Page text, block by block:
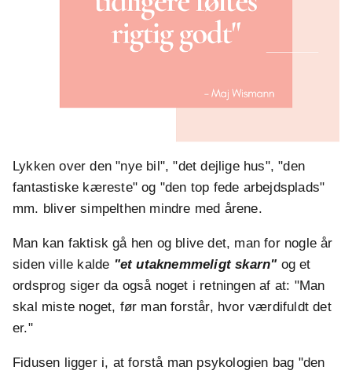
Lykken over den "nye bil", "det dejlige hus", "den
fantastiske kæreste" og "den top fede arbejdsplads"
mm. bliver simpelthen mindre med årene.
Man kan faktisk gå hen og blive det, man for nogle år
siden ville kalde "et utaknemmeligt skarn"og et
ordsprog siger da også noget i retningen af at: "Man
skal miste noget, før man forstår, hvor værdifuldt det
er."
Fidusen ligger i, at forstå man psykologien bag "den